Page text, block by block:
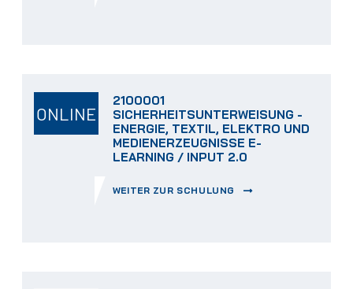
ONLINE
2100001
SICHERHEITSUNTERWEISUNG -
ENERGIE, TEXTIL, ELEKTRO UND
MEDIENERZEUGNISSE E-
LEARNING / INPUT 2.0
WEITER ZUR SCHULUNG